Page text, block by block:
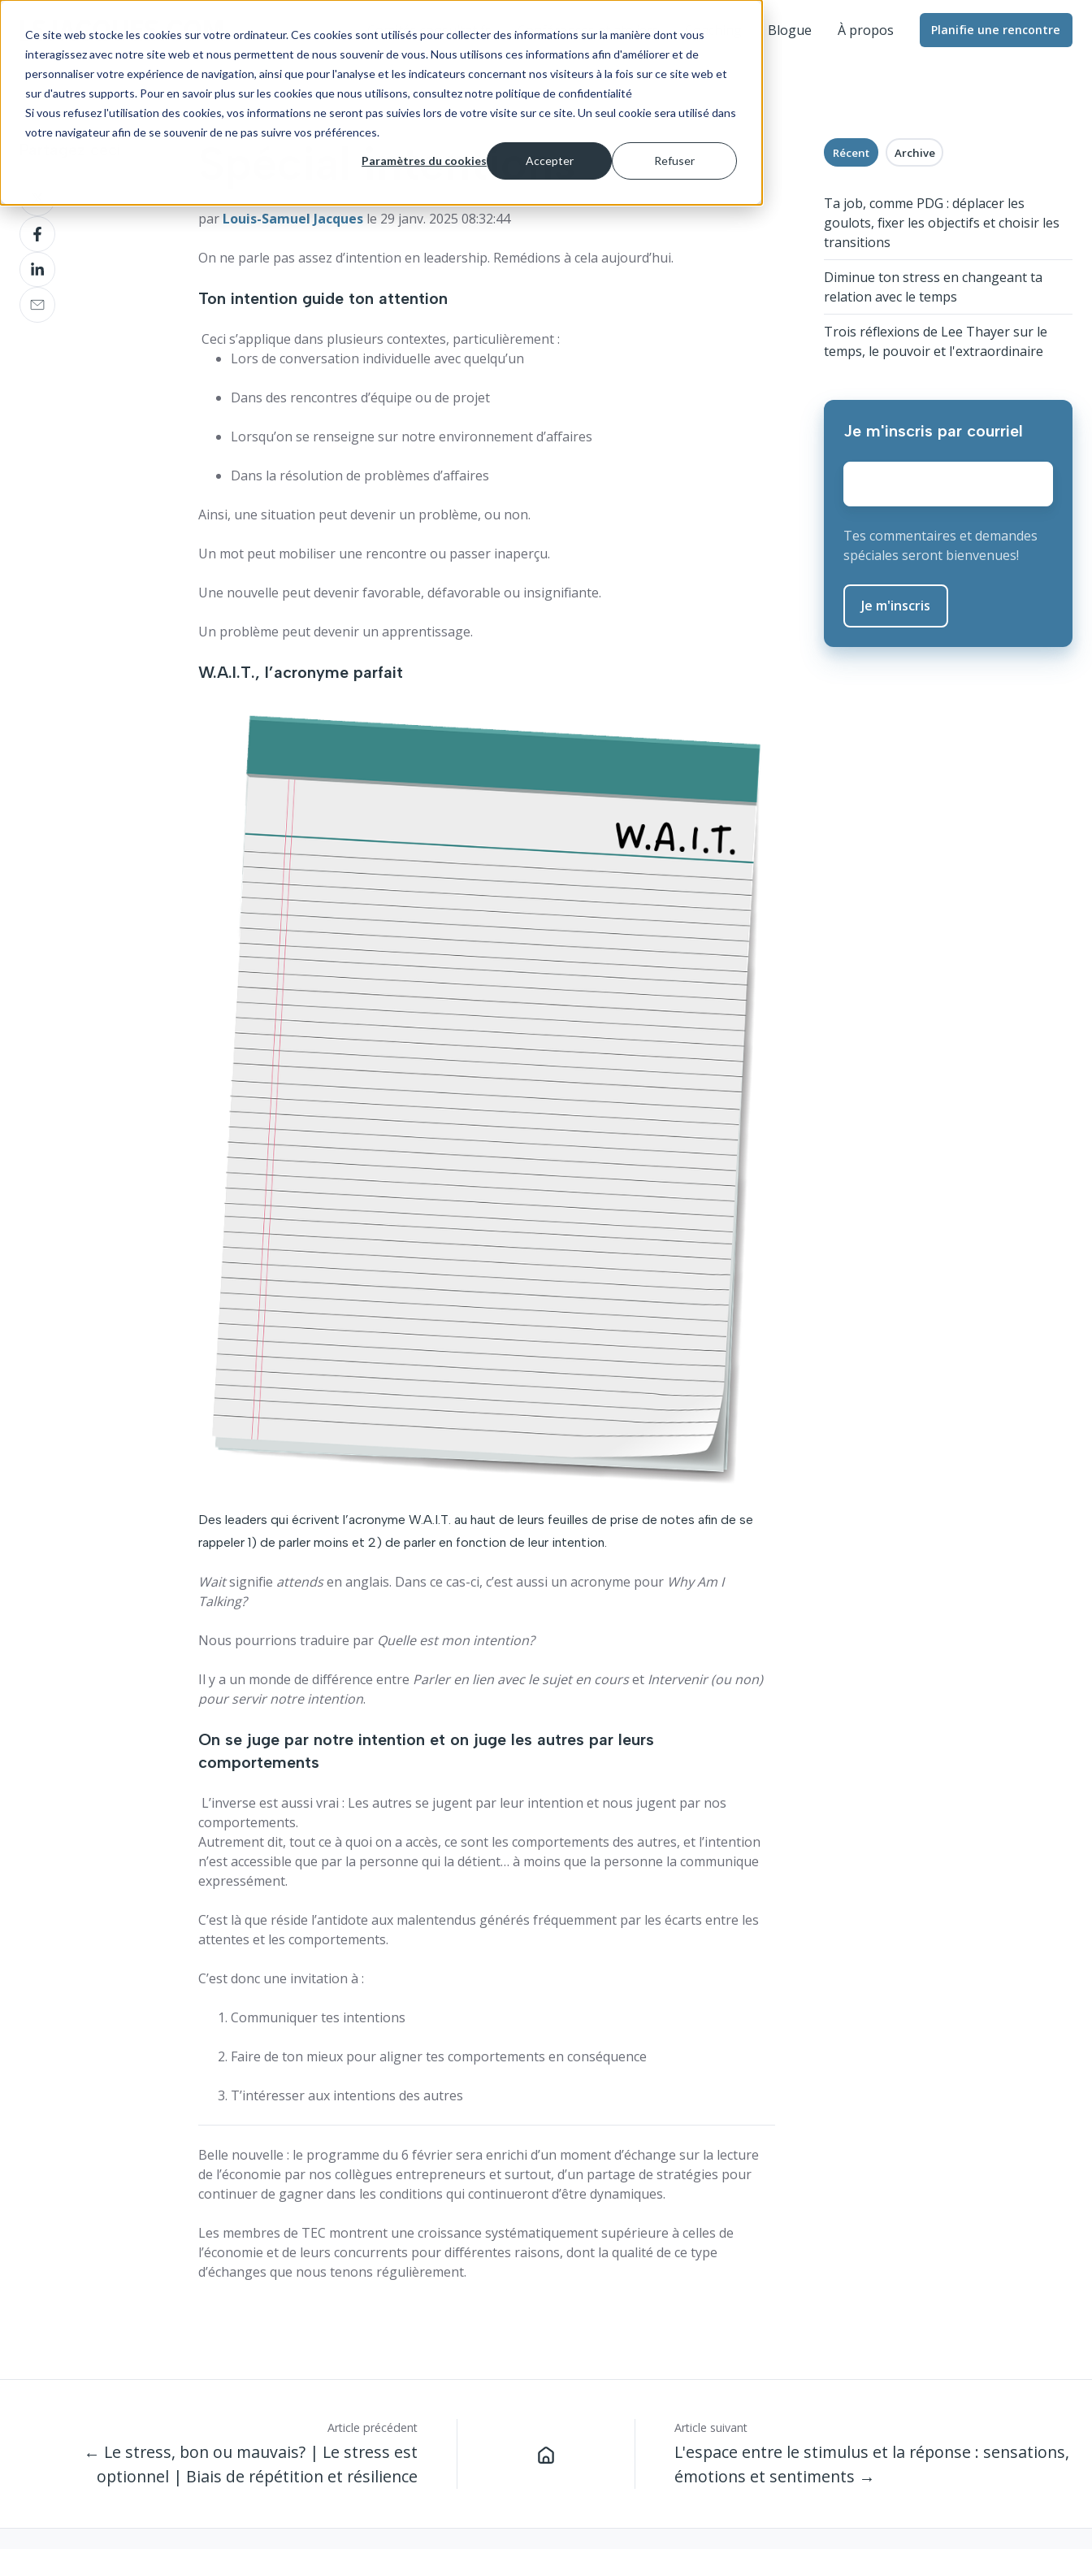
Ce site web stocke les cookies sur votre ordinateur. Ces cookies sont utilisés pour collecter des informations sur la manière dont vous
interagissez avec notre site web et nous permettent de nous souvenir de vous. Nous utilisons ces informations afin d'améliorer et de
personnaliser votre expérience de navigation, ainsi que pour l'analyse et les indicateurs concernant nos visiteurs à la fois sur ce site web et
sur d'autres supports. Pour en savoir plus sur les cookies que nous utilisons, consultez notre politique de confidentialité
Si vous refusez l'utilisation des cookies, vos informations ne seront pas suivies lors de votre visite sur ce site. Un seul cookie sera utilisé dans
votre navigateur afin de se souvenir de ne pas suivre vos préférences.
Paramètres du cookies Accepter Refuser
Comités consultatifs Conférences et ateliers Coaching Blogue À propos Planifie une rencontre
Spécial intentions
par Louis-Samuel Jacques le 29 janv. 2025 08:32:44
On ne parle pas assez d’intention en leadership. Remédions à cela aujourd’hui.
Ton intention guide ton attention
Ceci s’applique dans plusieurs contextes, particulièrement :
Lors de conversation individuelle avec quelqu’un
Dans des rencontres d’équipe ou de projet
Lorsqu’on se renseigne sur notre environnement d’affaires
Dans la résolution de problèmes d’affaires
Ainsi, une situation peut devenir un problème, ou non.
Un mot peut mobiliser une rencontre ou passer inaperçu.
Une nouvelle peut devenir favorable, défavorable ou insignifiante.
Un problème peut devenir un apprentissage.
W.A.I.T., l’acronyme parfait
Des leaders qui écrivent l’acronyme W.A.I.T. au haut de leurs feuilles de prise de notes afin de se
rappeler 1) de parler moins et 2) de parler en fonction de leur intention.
Waitsignifie attendsen anglais. Dans ce cas-ci, c’est aussi un acronyme pour Why Am I
Talking?
Nous pourrions traduire par Quelle est mon intention?
Il y a un monde de différence entre Parler en lien avec le sujet en courset Intervenir (ou non)
pour servir notre intention.
On se juge par notre intention et on juge les autres par leurs
comportements
L’inverse est aussi vrai : Les autres se jugent par leur intention et nous jugent par nos
comportements.
Autrement dit, tout ce à quoi on a accès, ce sont les comportements des autres, et l’intention
n’est accessible que par la personne qui la détient… à moins que la personne la communique
expressément.
C’est là que réside l’antidote aux malentendus générés fréquemment par les écarts entre les
attentes et les comportements.
C’est donc une invitation à :
Communiquer tes intentions
Faire de ton mieux pour aligner tes comportements en conséquence
T’intéresser aux intentions des autres
Belle nouvelle : le programme du 6 février sera enrichi d’un moment d’échange sur la lecture
de l’économie par nos collègues entrepreneurs et surtout, d’un partage de stratégies pour
continuer de gagner dans les conditions qui continueront d’être dynamiques.
Les membres de TEC montrent une croissance systématiquement supérieure à celles de
l’économie et de leurs concurrents pour différentes raisons, dont la qualité de ce type
d’échanges que nous tenons régulièrement.
Récent Archive
Ta job, comme PDG : déplacer les
goulots, fixer les objectifs et choisir les
transitions
Diminue ton stress en changeant ta
relation avec le temps
Trois réflexions de Lee Thayer sur le
temps, le pouvoir et l'extraordinaire
Je m'inscris par courriel
E-
Tes commentaires et demandes
spéciales seront bienvenues!
sur
Twitter
Partagez
sur
Facebook
Partagez
sur
LinkedIn
Partagez
sur
Article précédent
← Le stress, bon ou mauvais? | Le stress est
optionnel | Biais de répétition et résilience
Article suivant
L'espace entre le stimulus et la réponse : sensations,
émotions et sentiments →